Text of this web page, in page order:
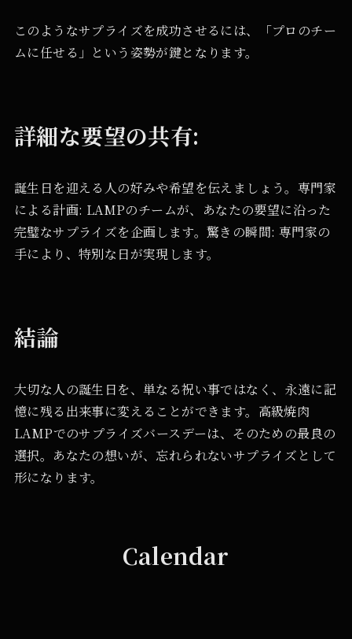
このようなサプライズを成功させるには、「プロのチー
ムに任せる」という姿勢が鍵となります。
詳細な要望の共有:
誕生日を迎える人の好みや希望を伝えましょう。専門家
による計画: LAMPのチームが、あなたの要望に沿った
完璧なサプライズを企画します。驚きの瞬間: 専門家の
手により、特別な日が実現します。
結論
大切な人の誕生日を、単なる祝い事ではなく、永遠に記
憶に残る出来事に変えることができます。高級焼肉
LAMPでのサプライズバースデーは、そのための最良の
選択。あなたの想いが、忘れられないサプライズとして
形になります。
Calendar